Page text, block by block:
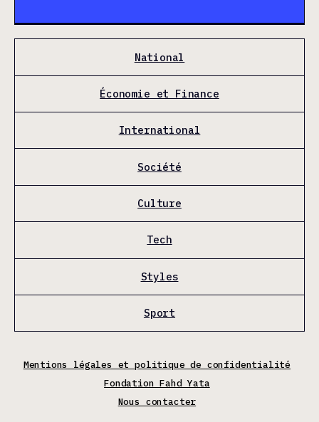
National
Économie et Finance
International
Société
Culture
Tech
Styles
Sport
Mentions légales et politique de confidentialité
Fondation Fahd Yata
Nous contacter